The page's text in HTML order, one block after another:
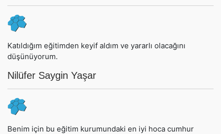
Katıldığım eğitimden keyif aldım ve yararlı olacağını
düşünüyorum.
Nilüfer Saygin Yaşar
Benim için bu eğitim kurumundaki en iyi hoca cumhur